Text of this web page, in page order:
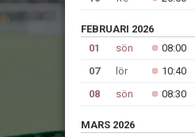
FEBRUARI 2026
01
sön 08:00
07
lör 10:40
08
sön 08:30
MARS 2026